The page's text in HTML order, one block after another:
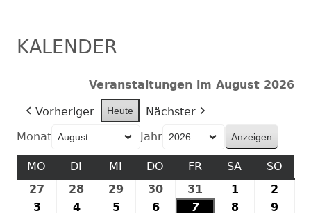
KALENDER
Veranstaltungen im August 2026
Vorheriger Heute
Nächster
Monat
Jahr
MO MONTAG
DI DIENSTAG
MI MITTWOCH
DO DONNERSTAG
FR FREITAG
SA SAMSTAG
SO
27
28 29 30 31 1
August
2
3 44.
5 66.
77.
88.
9